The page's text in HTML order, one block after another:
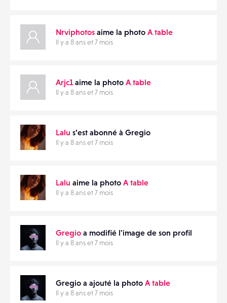
Nrviphotos aime la photo A table
Il y a 8 ans et 7 mois
Arjc1aime la photo A table
Il y a 8 ans et 7 mois
Lalu s’est abonné à Gregio
Il y a 8 ans et 7 mois
Lalu aime la photo A table
Il y a 8 ans et 7 mois
Gregio a modifié l'image de son profil
Il y a 8 ans et 7 mois
Gregio a ajouté la photo A table
Il y a 8 ans et 7 mois